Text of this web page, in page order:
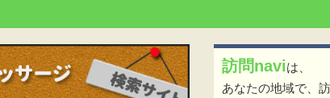
訪問naviは、
あなたの地域で、